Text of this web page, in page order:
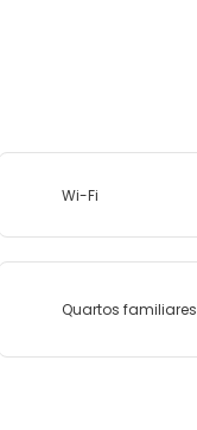
Wi-Fi
Quartos familiares